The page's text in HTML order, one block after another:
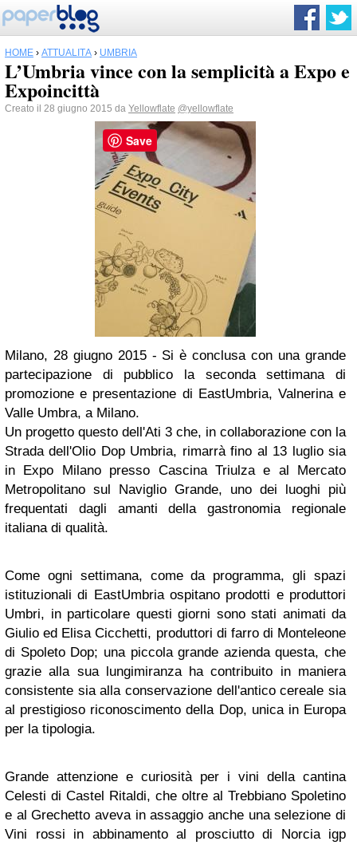
HOME › ATTUALITÀ › UMBRIA
L’Umbria vince con la semplicità a Expo e
Expoincittà
Creato il 28 giugno 2015 da Yellowflate @yellowflate
Milano, 28 giugno 2015 - Si è conclusa con una grande
partecipazione di pubblico la seconda settimana di
promozione e presentazione di EastUmbria, Valnerina e
Valle Umbra, a Milano.
Un progetto questo dell'Ati 3 che, in collaborazione con la
Strada dell'Olio Dop Umbria, rimarrà fino al 13 luglio sia
in Expo Milano presso Cascina Triulza e al Mercato
Metropolitano sul Naviglio Grande, uno dei luoghi più
frequentati dagli amanti della gastronomia regionale
italiana di qualità.
Come ogni settimana, come da programma, gli spazi
istituzionali di EastUmbria ospitano prodotti e produttori
Umbri, in particolare questi giorni sono stati animati da
Giulio ed Elisa Cicchetti, produttori di farro di Monteleone
di Spoleto Dop; una piccola grande azienda questa, che
grazie alla sua lungimiranza ha contribuito in maniera
consistente sia alla conservazione dell'antico cereale sia
al prestigioso riconoscimento della Dop, unica in Europa
per la tipologia.
Grande attenzione e curiosità per i vini della cantina
Celesti di Castel Ritaldi, che oltre al Trebbiano Spoletino
e al Grechetto aveva in assaggio anche una selezione di
Vini rossi in abbinamento al prosciutto di Norcia igp
Save